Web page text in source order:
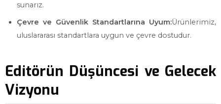
sunarız.
Çevre ve Güvenlik Standartlarına Uyum:Ürünlerimiz,
uluslararası standartlara uygun ve çevre dostudur.
Editörün Düşüncesi ve Gelecek
Vizyonu